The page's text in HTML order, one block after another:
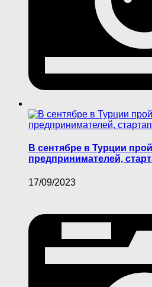
В сентябре в Турции
предпринимателей,
17/09/2023